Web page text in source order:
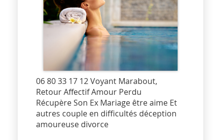
06 80 33 17 12 Voyant Marabout,
Retour Affectif Amour Perdu
Récupère Son Ex Mariage être aime Et
autres couple en difficultés déception
amoureuse divorce